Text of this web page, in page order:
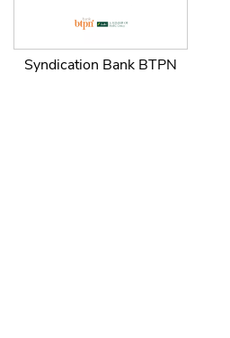
Syndication Bank BTPN